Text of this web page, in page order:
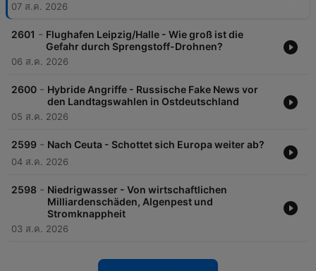
07 ส.ค. 2026
2601 - Flughafen Leipzig/Halle - Wie groß ist die
Gefahr durch Sprengstoff-Drohnen?
06 ส.ค. 2026
2600 - Hybride Angriffe - Russische Fake News vor
den Landtagswahlen in Ostdeutschland
05 ส.ค. 2026
2599 - Nach Ceuta - Schottet sich Europa weiter ab?
04 ส.ค. 2026
2598 - Niedrigwasser - Von wirtschaftlichen
Milliardenschäden, Algenpest und
Stromknappheit
03 ส.ค. 2026